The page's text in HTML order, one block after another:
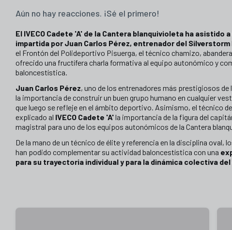
Aún no hay reacciones. ¡Sé el primero!
El IVECO Cadete 'A' de la Cantera blanquivioleta ha
impartida por Juan Carlos Pérez, entrenador del Silverstorm
el Frontón del Polideportivo Pisuerga, el técnico chamizo,
ofrecido una fructífera charla formativa al equipo autonómico y
baloncestística.
Juan Carlos Pérez, uno de los entrenadores más prestigiosos
la importancia de construir un buen grupo humano en cualquier
que luego se refleje en el ámbito deportivo. Asimismo, el técnico
explicado al IVECO Cadete 'A'la importancia de la figura del
magistral para uno de los equipos autonómicos de la Cantera
De la mano de un técnico de élite y referencia en la disciplina oval,
han podido complementar su actividad baloncestística con una
para su trayectoria individual y para la dinámica colectiva